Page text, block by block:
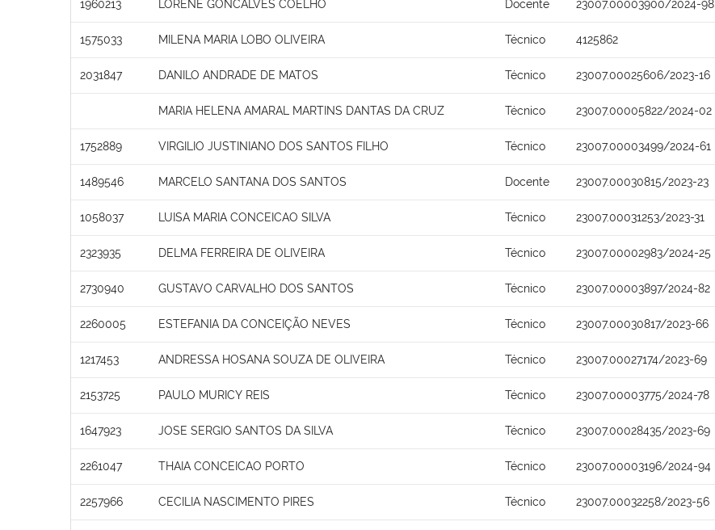
1960213 LORENE GONCALVES COELHO Docente 23007.00003900/2024-98
1575033 MILENA MARIA LOBO OLIVEIRA Técnico 4125862
2031847 DANILO ANDRADE DE MATOS Técnico 23007.00025606/2023-16
MARIA HELENA AMARAL MARTINS DANTAS DA CRUZ Técnico 23007.00005822/2024-02
1752889 VIRGILIO JUSTINIANO DOS SANTOS FILHO Técnico 23007.00003499/2024-61
1489546 MARCELO SANTANA DOS SANTOS Docente 23007.00030815/2023-23
1058037 LUISA MARIA CONCEICAO SILVA Técnico 23007.00031253/2023-31
2323935 DELMA FERREIRA DE OLIVEIRA Técnico 23007.00002983/2024-25
2730940 GUSTAVO CARVALHO DOS SANTOS Técnico 23007.00003897/2024-82
2260005 ESTEFANIA DA CONCEIÇÃO NEVES Técnico 23007.00030817/2023-66
1217453 ANDRESSA HOSANA SOUZA DE OLIVEIRA Técnico 23007.00027174/2023-69
2153725 PAULO MURICY REIS Técnico 23007.00003775/2024-78
1647923 JOSE SERGIO SANTOS DA SILVA Técnico 23007.00028435/2023-69
2261047 THAIA CONCEICAO PORTO Técnico 23007.00003196/2024-94
2257966 CECILIA NASCIMENTO PIRES Técnico 23007.00032258/2023-56